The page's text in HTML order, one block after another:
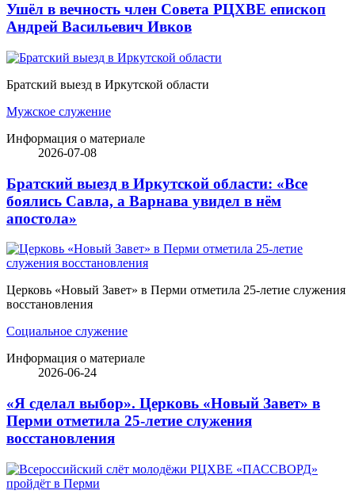
Ушёл в вечность член Совета РЦХВЕ епископ
Андрей Васильевич Ивков
Братский выезд в Иркутской области
Мужское служение
Информация о материале
2026-07-08
Братский выезд в Иркутской области: «Все
боялись Савла, а Варнава увидел в нём
апостола»
Церковь «Новый Завет» в Перми отметила 25-летие служения
восстановления
Социальное служение
Информация о материале
2026-06-24
«Я сделал выбор». Церковь «Новый Завет» в
Перми отметила 25-летие служения
восстановления